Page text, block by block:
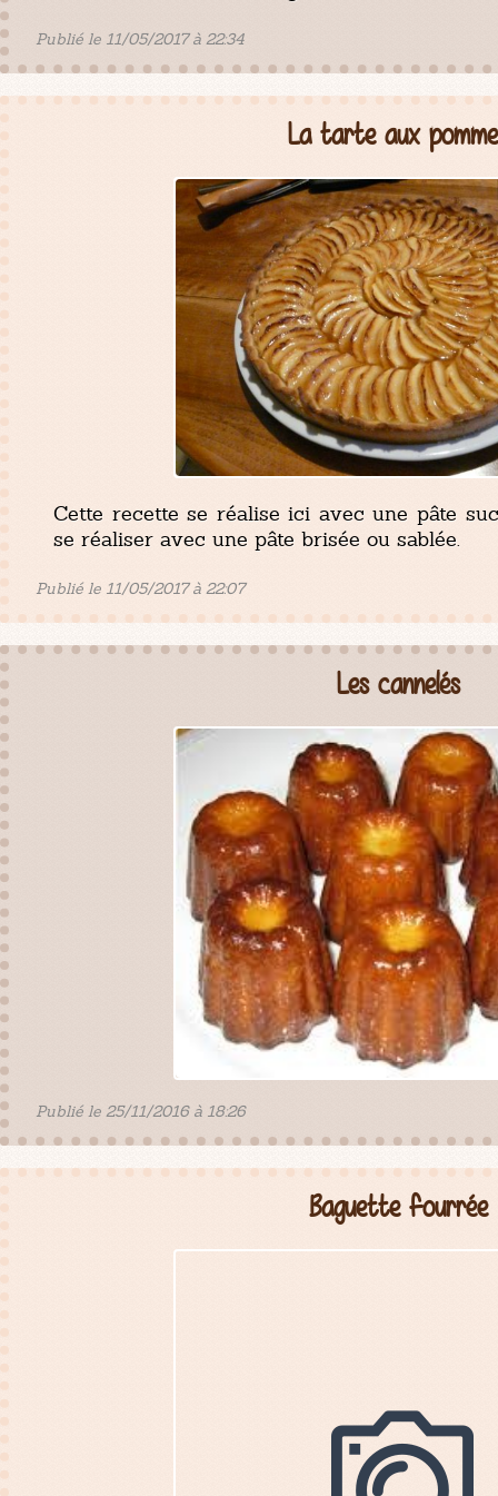
Publié le 11/05/2017 à 22:34
La tarte aux
Cette recette se réalise ici avec une pâte
se réaliser avec une pâte brisée ou sablée.
Publié le 11/05/2017 à 22:07
Les cannelés
Publié le 25/11/2016 à 18:26
Baguette fourrée